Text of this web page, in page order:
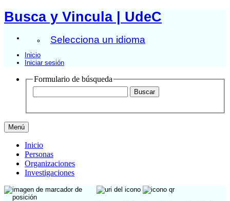
Busca y Vincula | UdeC
Selecciona un idioma
Inicio
Iniciar sesión
Formulario de búsqueda
Menú
Inicio
Personas
Organizaciones
Investigaciones